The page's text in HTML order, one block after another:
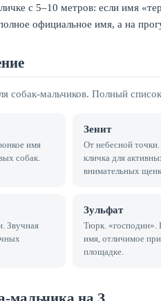
с 5–10 метров: если имя
официальное имя, а на
собак-мальчиков. Полный
имя
собак.
Зенит
От небесной
кличка для
внимательных
Звучная
Зульфат
Тюрк. «господин».
имя, отличимое при
площадке.
мальчика на З